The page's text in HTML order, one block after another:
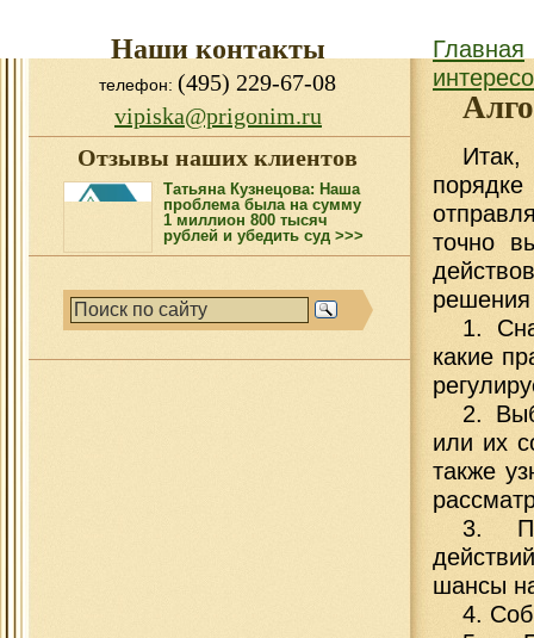
Наши контакты
телефон:(495) 229-67-08
vipiska@prigonim.ru
Отзывы наших клиентов
Татьяна Кузнецова: Наша
проблема была на сумму
1 миллион 800 тысяч
рублей и убедить суд >>>
Главная
Итак,
точно
1.
какие
2.
или их
также
3.
шансы
4.